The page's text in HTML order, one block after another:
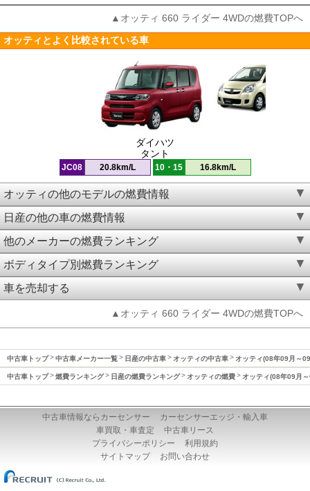
▲オッティ 660 ライダー 4WDの燃費TOPへ
オッティとよく比較されている車
ダイハツ
タント
JC08 20.8km/L 10・15 16.8km/L
オッティの他のモデルの燃費情報
日産の他の車の燃費情報
他のメーカーの燃費ランキング
ボディタイプ別燃費ランキング
車を売却する
▲オッティ 660 ライダー 4WDの燃費TOPへ
中古車トップ 中古車メーカー一覧 日産の中古車 オッティの中古車 オッティ(08年09月～
中古車トップ 燃費ランキング 日産の燃費ランキング オッティの燃費 オッティ(08年09月
中古車情報ならカーセンサー
カーセンサーエッジ・輸入車
車買取・車査定
中古車リース
プライバシーポリシー
利用規約
サイトマップ
お問い合わせ